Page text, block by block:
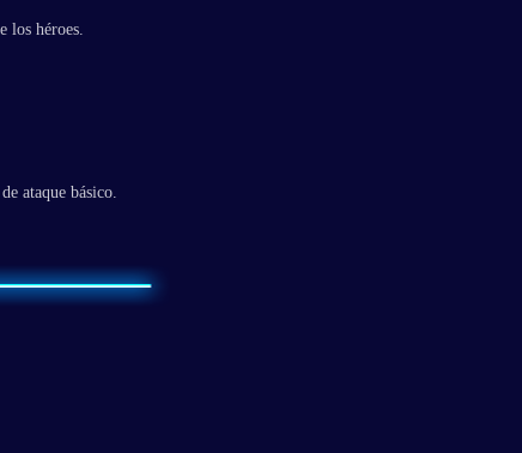
los héroes.
ataque básico.